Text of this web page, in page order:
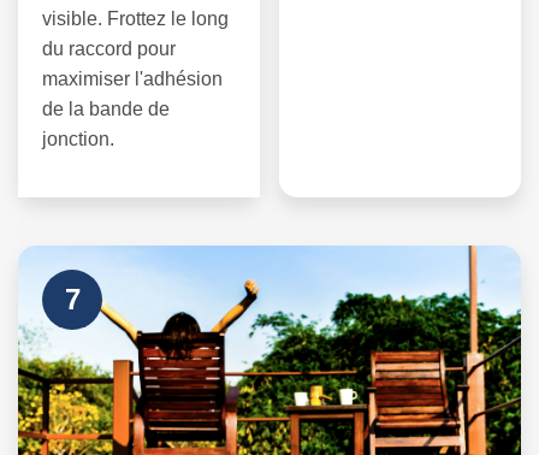
visible. Frottez le long
du raccord pour
maximiser l'adhésion
de la bande de
jonction.
7